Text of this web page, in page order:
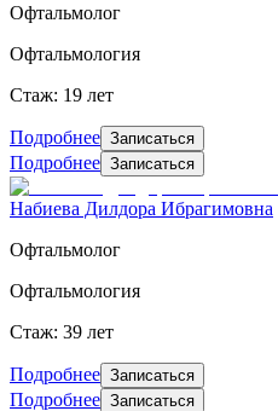
Офтальмолог
Офтальмология
Стаж: 19 лет
Подробнее Записаться
Подробнее Записаться
Набиева Дилдора Ибрагимовна
Офтальмолог
Офтальмология
Стаж: 39 лет
Подробнее Записаться
Подробнее Записаться